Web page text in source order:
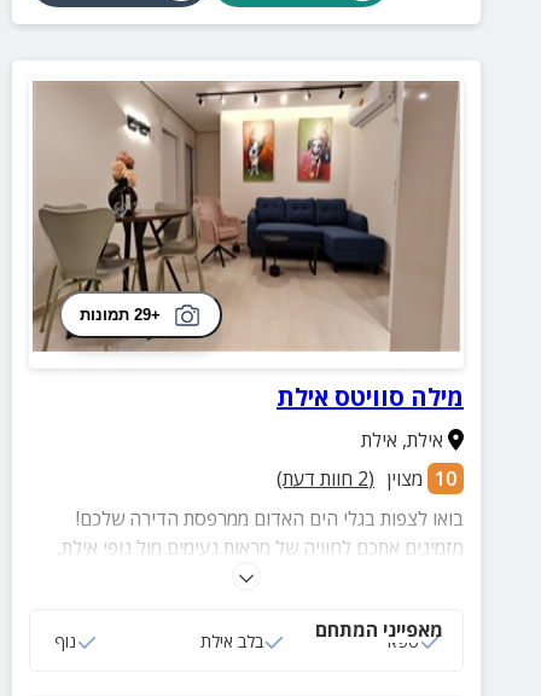
+29 תמונות
מילה סוויטס אילת
אילת, אילת
10 מצוין (
2 חוות דעת)
בואו לצפות בגלי הים האדום ממרפסת הדירה שלכם!
מזמינים אתכם לחוויה של מראות נעימים מול נופי אילת,
ניתן לצאת לטיולי תצפיות בהדרכת בעל המקום ללא עלות.
מאפייני המתחם
ספא בלב אילת נוף